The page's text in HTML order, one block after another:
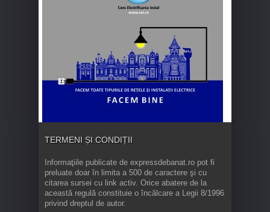
TERMENI ȘI CONDIȚII
Informaţiile publicate de expressdebanat.ro pot fi
preluate doar în limita a 500 de caractere şi cu
citarea sursei cu link activ. Orice abatere de la
această regulă constituie o încălcare a Legii 8/1996
privind dreptul de autor.